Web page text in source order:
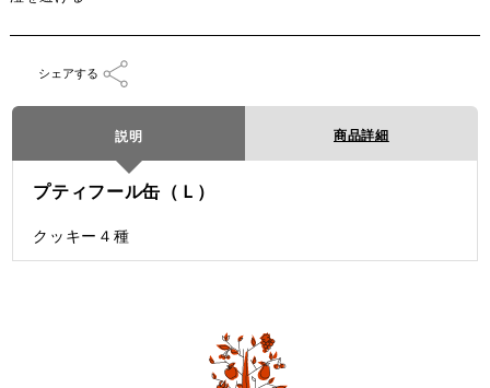
シェアする
説明 商品詳細
プティフール缶（Ｌ）
クッキー４種